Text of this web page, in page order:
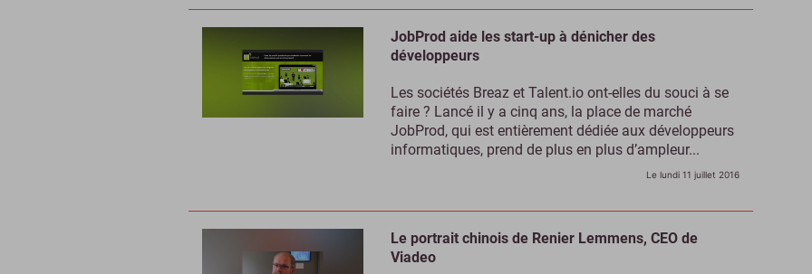
JobProd aide les start-up à dénicher des
développeurs
Les sociétés Breaz et Talent.io ont-elles du souci à se
faire ? Lancé il y a cinq ans, la place de marché
JobProd, qui est entièrement dédiée aux développeurs
informatiques, prend de plus en plus d’ampleur...
Le lundi 11 juillet 2016
Le portrait chinois de Renier Lemmens, CEO de
Viadeo